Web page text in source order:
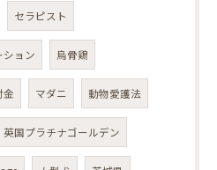
セラピスト
ション 烏骨鶏
金 マダニ 動物愛護法
英国プラチナゴールデン